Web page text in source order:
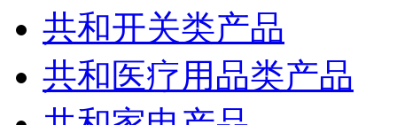
共和开关类产品
共和医疗用品类产品